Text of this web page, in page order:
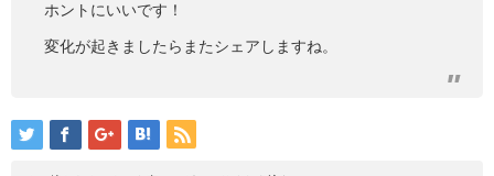
ホントにいいです！
変化が起きましたらまたシェアしますね。